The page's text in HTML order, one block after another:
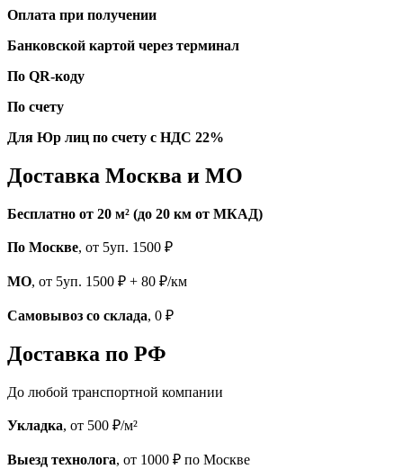
Оплата при получении
Банковской картой через терминал
По QR-коду
По счету
Для Юр лиц по счету с НДС 22%
Доставка Москва и МО
Бесплатно от 20 м² (до 20 км от МКАД)
По Москве, от 5уп. 1500 ₽
МО, от 5уп. 1500 ₽ + 80 ₽/км
Самовывоз со склада, 0 ₽
Доставка по РФ
До любой транспортной компании
Укладка, от 500 ₽/м²
Выезд технолога, от 1000 ₽ по Москве